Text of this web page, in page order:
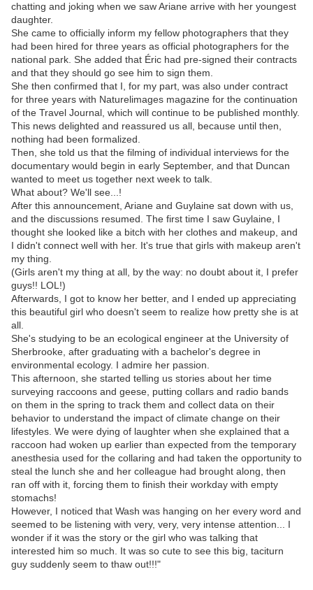
chatting and joking when we saw Ariane arrive with her youngest
daughter.
She came to officially inform my fellow photographers that they
had been hired for three years as official photographers for the
national park. She added that Éric had pre-signed their contracts
and that they should go see him to sign them.
She then confirmed that I, for my part, was also under contract
for three years with Naturelimages magazine for the continuation
of the Travel Journal, which will continue to be published monthly.
This news delighted and reassured us all, because until then,
nothing had been formalized.
Then, she told us that the filming of individual interviews for the
documentary would begin in early September, and that Duncan
wanted to meet us together next week to talk.
What about? We'll see...!
After this announcement, Ariane and Guylaine sat down with us,
and the discussions resumed. The first time I saw Guylaine, I
thought she looked like a bitch with her clothes and makeup, and
I didn't connect well with her. It's true that girls with makeup aren't
my thing.
(Girls aren't my thing at all, by the way: no doubt about it, I prefer
guys!! LOL!)
Afterwards, I got to know her better, and I ended up appreciating
this beautiful girl who doesn't seem to realize how pretty she is at
all.
She's studying to be an ecological engineer at the University of
Sherbrooke, after graduating with a bachelor's degree in
environmental ecology. I admire her passion.
This afternoon, she started telling us stories about her time
surveying raccoons and geese, putting collars and radio bands
on them in the spring to track them and collect data on their
behavior to understand the impact of climate change on their
lifestyles. We were dying of laughter when she explained that a
raccoon had woken up earlier than expected from the temporary
anesthesia used for the collaring and had taken the opportunity to
steal the lunch she and her colleague had brought along, then
ran off with it, forcing them to finish their workday with empty
stomachs!
However, I noticed that Wash was hanging on her every word and
seemed to be listening with very, very, very intense attention... I
wonder if it was the story or the girl who was talking that
interested him so much. It was so cute to see this big, taciturn
guy suddenly seem to thaw out!!!"